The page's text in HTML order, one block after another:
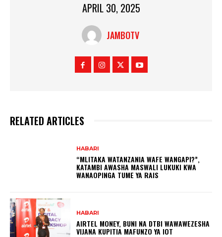
APRIL 30, 2025
JAMBOTV
RELATED ARTICLES
HABARI
“MLITAKA WATANZANIA WAFE WANGAPI?”,
KATAMBI AWASHA MASWALI LUKUKI KWA
WANAOPINGA TUME YA RAIS
HABARI
AIRTEL MONEY, BUNI NA DTBI WAWAWEZESHA
VIJANA KUPITIA MAFUNZO YA IOT